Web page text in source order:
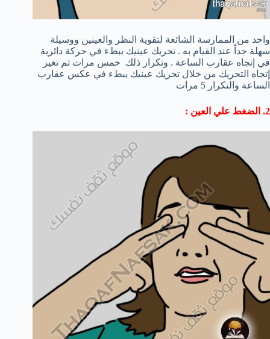
واحد من الممارسة الشائعة لتقوية النظر والعينين ووسيلة
سهلة جداً عند القيام به . تحريك عينيك ببطء في حركة دائرية
في إتجاه عقارب الساعة . وتكرار ذلك خمس مرات ثم تغير
إتجاه التحريك من خلال تحريك عينيك ببطء في عكس عقارب
الساعة والتكرار 5 مرات
2. الضغط علي العين :